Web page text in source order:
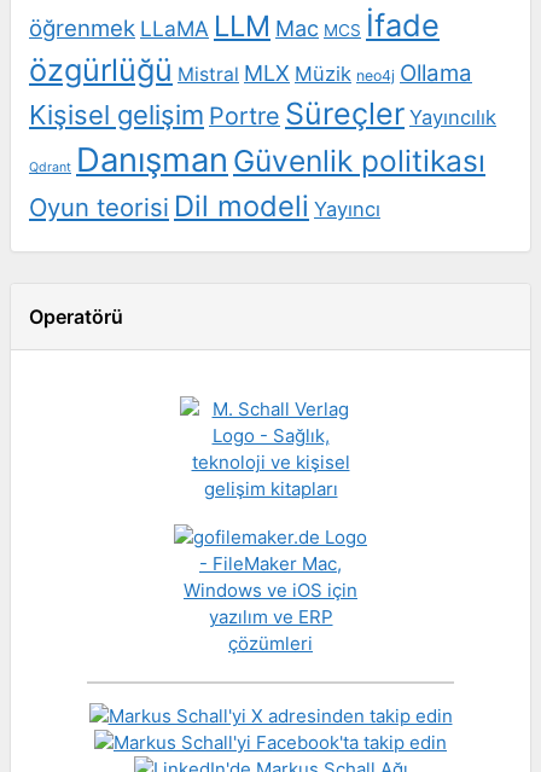
öğrenmek LLaMA LLM Mac MCS İfade
özgürlüğü Mistral MLX Müzik neo4j Ollama
Kişisel gelişim Portre Süreçler Yayıncılık
Qdrant Danışman Güvenlik politikası
Oyun teorisi Dil modeli Yayıncı
Operatörü